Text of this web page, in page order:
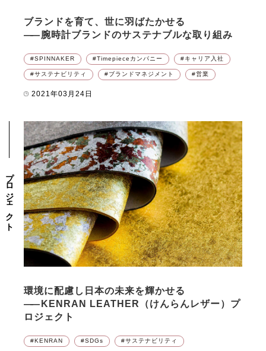
ブランドを育て、世に羽ばたかせる
―― 腕時計ブランドのサステナブルな取り組み
SPINNAKER Timepieceカンパニー キャリア入社
サステナビリティ ブランドマネジメント 営業
2021年03月24日
プロジェクト
環境に配慮し日本の未来を輝かせる
―― KENRAN LEATHER（けんらんレザー）プ
ロジェクト
KENRAN SDGs サステナビリティ